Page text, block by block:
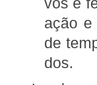
ação e
de
dos.